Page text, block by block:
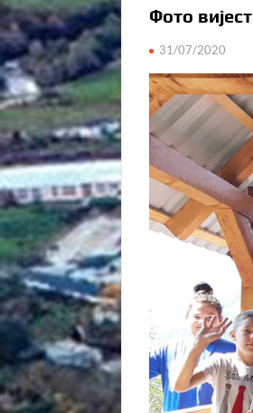
Фото
31/07/2020